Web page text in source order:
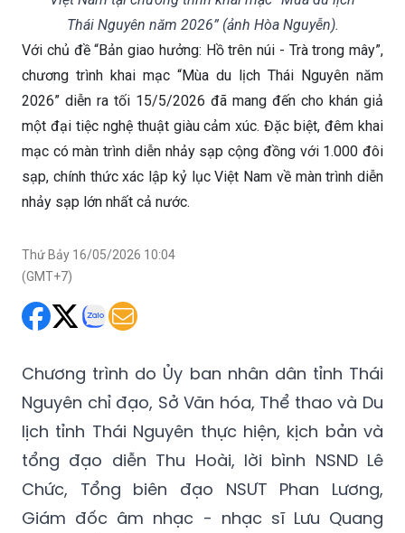
Thái Nguyên năm 2026” (ảnh Hòa Nguyễn).
Với chủ đề “Bản giao hưởng: Hồ trên núi - Trà trong mây”,
chương trình khai mạc “Mùa du lịch Thái Nguyên năm
2026” diễn ra tối 15/5/2026 đã mang đến cho khán giả
một đại tiệc nghệ thuật giàu cảm xúc. Đặc biệt, đêm khai
mạc có màn trình diễn nhảy sạp cộng đồng với 1.000 đôi
sạp, chính thức xác lập kỷ lục Việt Nam về màn trình diễn
nhảy sạp lớn nhất cả nước.
Thứ Bảy 16/05/2026 10:04
(GMT+7)
Chương trình do Ủy ban nhân dân tỉnh Thái
Nguyên chỉ đạo, Sở Văn hóa, Thể thao và Du
lịch tỉnh Thái Nguyên thực hiện, kịch bản và
tổng đạo diễn Thu Hoài, lời bình NSND Lê
Chức, Tổng biên đạo NSƯT Phan Lương,
Giám đốc âm nhạc - nhạc sĩ Lưu Quang